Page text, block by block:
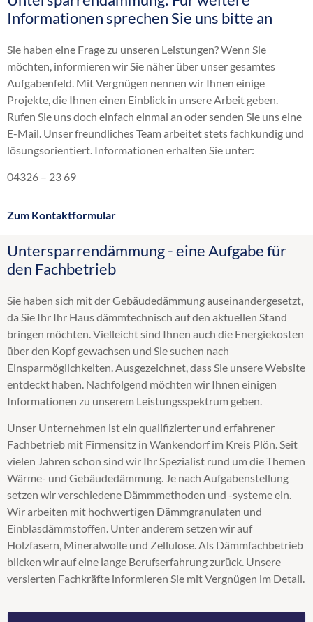
Untersparrendämmung - eine Aufgabe für
den Fachbetrieb
Sie haben sich mit der Gebäudedämmung auseinandergesetzt,
da Sie Ihr Ihr Haus dämmtechnisch auf den aktuellen Stand
bringen möchten. Vielleicht sind Ihnen auch die Energiekosten
über den Kopf gewachsen und Sie suchen nach
Einsparmöglichkeiten. Ausgezeichnet, dass Sie unsere Website
entdeckt haben. Nachfolgend möchten wir Ihnen einigen
Informationen zu unserem Leistungsspektrum geben.
Unser Unternehmen ist ein qualifizierter und erfahrener
Fachbetrieb mit Firmensitz in Wankendorf im Kreis Plön. Seit
vielen Jahren schon sind wir Ihr Spezialist rund um die Themen
Wärme- und Gebäudedämmung. Je nach Aufgabenstellung
setzen wir verschiedene Dämmmethoden und -systeme ein.
Wir arbeiten mit hochwertigen Dämmgranulaten und
Einblasdämmstoffen. Unter anderem setzen wir auf
Holzfasern, Mineralwolle und Zellulose. Als Dämmfachbetrieb
blicken wir auf eine lange Berufserfahrung zurück. Unsere
versierten Fachkräfte informieren Sie mit Vergnügen im Detail.
Altbaudämmung
Brandschutz Einblasdämmung
Dachdämmung
Dachschrägendämmung
Dämmung
Einblasdämmung
Einblasen
energetische Sanierung
Flachdachdämmung
Fußbodendämmung
HK 33
Hohlschichtisolierung
Innendämmung
Kerndämmung
Obergeschossdeckendämmung
Steicozell
Supafil
Wärmedämmung
Zellulosedämmung
Informationen sprechen Sie uns bitte an
Sie haben eine Frage zu unseren Leistungen? Wenn Sie
möchten, informieren wir Sie näher über unser gesamtes
Aufgabenfeld. Mit Vergnügen nennen wir Ihnen einige
Projekte, die Ihnen einen Einblick in unsere Arbeit geben.
Rufen Sie uns doch einfach einmal an oder senden Sie uns eine
E-Mail. Unser freundliches Team arbeitet stets fachkundig und
lösungsorientiert. Informationen erhalten Sie unter:
04326 – 23 69
Zum Kontaktformular